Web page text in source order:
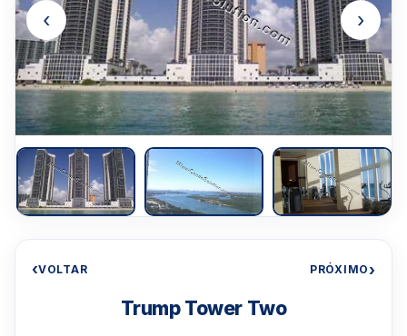
‹ ›
‹VOLTAR PRÓXIMO›
Trump Tower Two